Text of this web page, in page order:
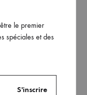
à capuche Unisexe
le premier
spéciales et des